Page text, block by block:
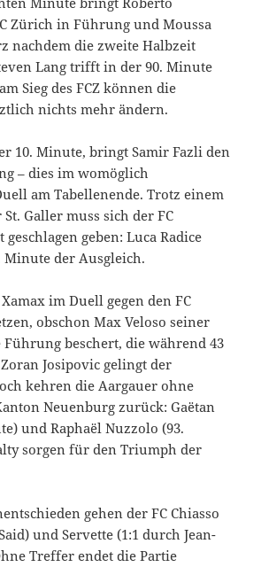
Zürich in Führung und Moussa
nachdem die zweite Halbzeit
Lang trifft in der 90. Minute
Sieg des FCZ können die
nichts mehr ändern.
10. Minute, bringt Samir Fazli den
– dies im womöglich
am Tabellenende. Trotz einem
Galler muss sich der FC
geben: Luca Radice
Minute der Ausgleich.
im Duell gegen den FC
obschon Max Veloso seiner
beschert, die während 43
Josipovic gelingt der
kehren die Aargauer ohne
Neuenburg zurück: Gaëtan
und Raphaël Nuzzolo (93.
sorgen für den Triumph der
gehen der FC Chiasso
und Servette (1:1 durch Jean-
Treffer endet die Partie